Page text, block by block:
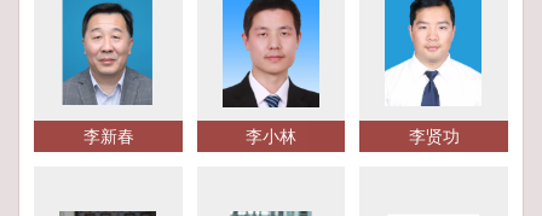
李新春 李小林 李贤功